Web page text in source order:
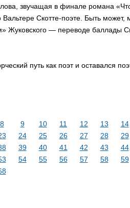
звучащая в финале романа
Скотте-поэте. Быть может,
Жуковского — переводе баллады
путь как поэт и оставался
8 9 10 11 12 13 14
24 25 26 27 28 29
39 40 41 42 43 44
54 55 56 57 58 59